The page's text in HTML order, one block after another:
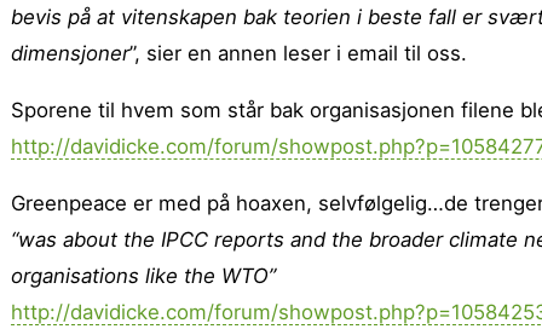
bevis på at vitenskapen bak teorien i beste fall er
dimensjoner”, sier en annen leser i email til oss.
Sporene til hvem som står bak organisasjonen filene
http://davidicke.com/forum/
Greenpeace er med på hoaxen, selvfølgelig…de
“was about the IPCC reports and the broader climate
organisations like the WTO”
http://davidicke.com/forum/